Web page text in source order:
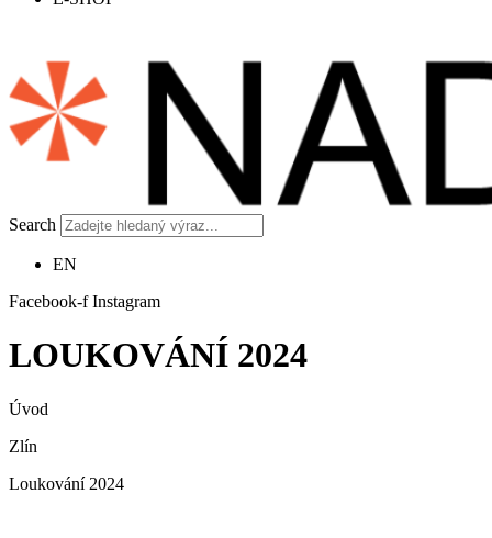
Search
EN
Facebook-f Instagram
LOUKOVÁNÍ 2024
Úvod
Zlín
Loukování 2024